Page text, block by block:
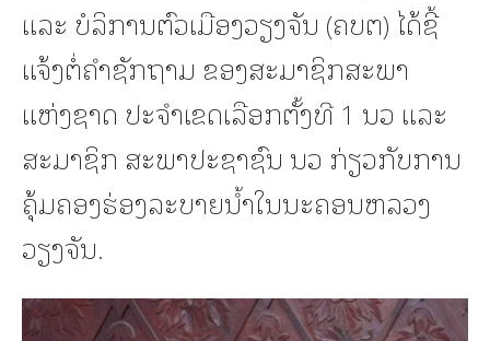
ແລະ ບໍລິການຕົວເມືອງວຽງຈັນ (ຄບຕ) ໄດ້ຊີ້
ແຈ້ງຕໍ່ຄຳຊັກຖາມ ຂອງສະມາຊິກສະພາ
ແຫ່ງຊາດ ປະຈຳເຂດເລືອກຕັ້ງທີ 1 ນວ ແລະ
ສະມາຊິກ ສະພາປະຊາຊົນ ນວ ກ່ຽວກັບການ
ຄຸ້ມຄອງຮ່ອງລະບາຍນໍ້າໃນນະຄອນຫລວງ
ວຽງຈັນ.